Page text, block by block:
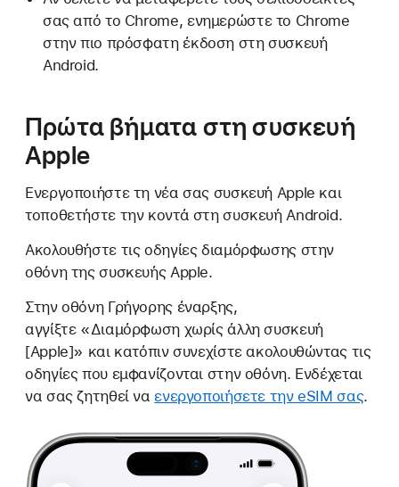
σας από το Chrome, ενημερώστε το Chrome
στην πιο πρόσφατη έκδοση στη συσκευή
Android.
Πρώτα βήματα στη συσκευή
Apple
Ενεργοποιήστε τη νέα σας συσκευή Apple και
τοποθετήστε την κοντά στη συσκευή Android.
Ακολουθήστε τις οδηγίες διαμόρφωσης στην
οθόνη της συσκευής Apple.
Στην οθόνη Γρήγορης έναρξης,
αγγίξτε «Διαμόρφωση χωρίς άλλη συσκευή
[Apple]» και κατόπιν συνεχίστε ακολουθώντας τις
οδηγίες που εμφανίζονται στην οθόνη. Ενδέχεται
να σας ζητηθεί να ενεργοποιήσετε την eSIM σας.